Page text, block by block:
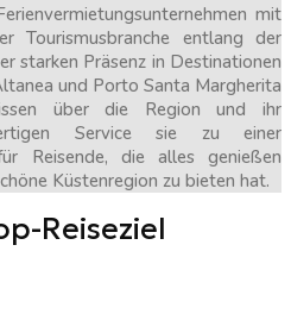
mit
Tourismusbranche entlang der
starken Präsenz in Destinationen
und Porto Santa Margherita
über die Region und ihr
Service sie zu einer
Reisende, die alles genießen
Küstenregion zu bieten hat.
Reiseziel